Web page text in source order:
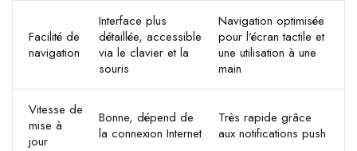
Facilité de
navigation
Interface plus
détaillée, accessible
via le clavier et la
souris
Navigation optimisée
pour l’écran tactile et
une utilisation à une
main
Vitesse de
mise à
jour
Bonne, dépend de
la connexion Internet
Très rapide grâce
aux notifications push